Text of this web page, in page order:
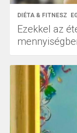
DIÉTA & FITNESZ
Ezekkel az